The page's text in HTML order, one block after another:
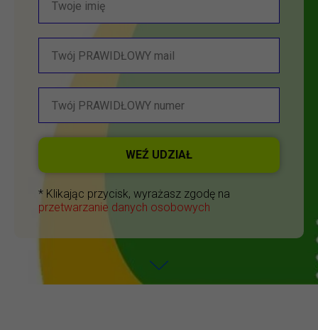
WEŹ UDZIAŁ
* Klikając przycisk, wyrażasz zgodę na
przetwarzanie danych osobowych